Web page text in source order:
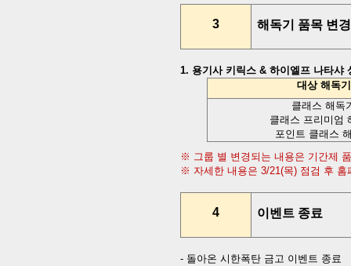
3 해독기 품목 변
1. 용기사 키릭스 & 하이엘프 나타샤
대상 해독기
클래스 해독
클래스 프리미엄
포인트 클래스
※ 그룹 별 변경되는 내용은 기간제
※ 자세한 내용은 3/21(목) 점검 후 홈
4 이벤트 종료
- 돌아온 시한폭탄 금고 이벤트 종료